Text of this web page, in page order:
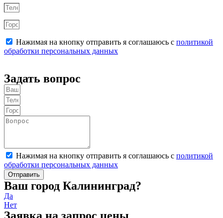
Нажимая на кнопку отправить я соглашаюсь с политикой
обработки персональных данных
Задать вопрос
Нажимая на кнопку отправить я соглашаюсь с политикой
обработки персональных данных
Отправить
Ваш город Калининград?
Да
Нет